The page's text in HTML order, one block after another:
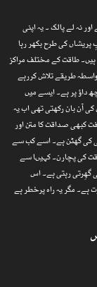
نہ لے پالک ۔ یہ اپنی
پریشاں کی طرح بکھر رہا
طاقت کے مختلف مراکز
طریقے تلاش کررہے
داؤ پر ہے۔ ایسے میں
آن بان رکھتی تھی اب یہ
کبھی صداقت کا متن اور
کی گھٹن ہے۔ اسے کب سے
کی پچارن۔ کہیںا سے
گھِرتی رہتی ہے۔ اس
مگر یہ راہ پرخطر ہے